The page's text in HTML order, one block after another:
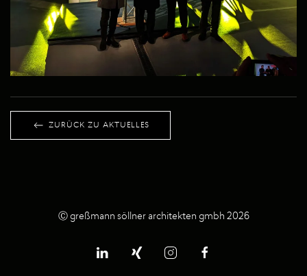
ZURÜCK ZU AKTUELLES
Ⓒ greßmann söllner architekten gmbh 2026